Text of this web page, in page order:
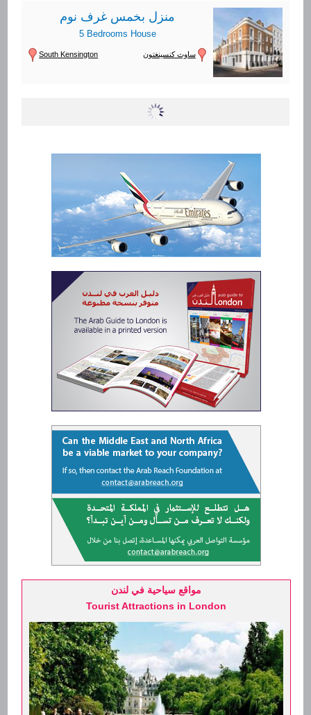
منزل بخمس غرف نوم
5 Bedrooms House
ساوث كنسينغتون South Kensington
شقة بثلاث غرف نوم
شقة بأربع غرف نوم
4 Bedrooms Flat
كنسينغتون Kensington
شقة بثلاث غرف نوم
3 Bedrooms Flat
ساوث كنسينغتون
شقة بغرفة نوم
1 Bedrooms Flat
ساوث كنسينغتون South Kensington
شقة بثلاث غرف نوم
3 Bedrooms Flat
سانت جيمس St James's
شقة بغرفتين نوم
سانت جيمس St James's
منزل بأربع غرف نوم